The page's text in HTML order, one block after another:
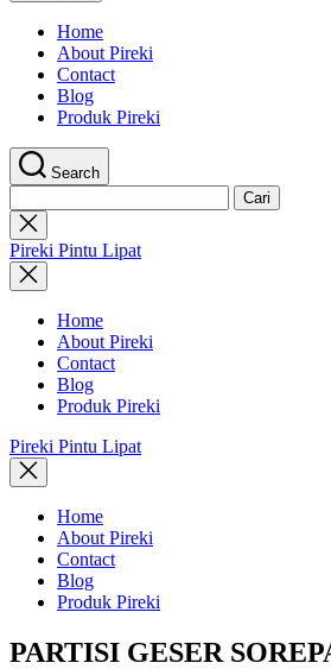
Home
About Pireki
Contact
Blog
Produk Pireki
Search
untuk:
Close
search
Pireki Pintu Lipat
Home
About Pireki
Contact
Blog
Produk Pireki
Pireki Pintu Lipat
Home
About Pireki
Contact
Blog
Produk Pireki
PARTISI GESER